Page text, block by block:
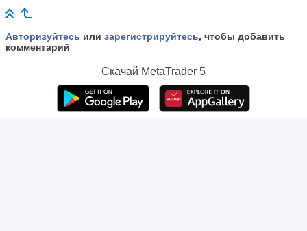
Авторизуйтесь или зарегистрируйтесь, чтобы добавить
комментарий
Скачай MetaTrader 5